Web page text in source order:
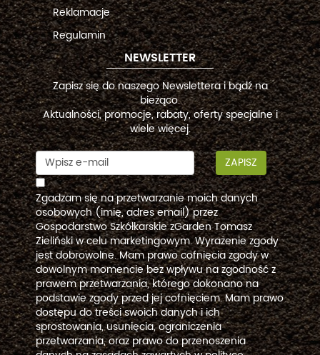
Reklamacje
Regulamin
NEWSLETTER
Zapisz się do naszego Newslettera i bądź na
bieżąco.
Aktualności, promocje, rabaty, oferty specjalne i
wiele więcej.
ZAPISZ
Zgadzam się na przetwarzanie moich danych
osobowych (imię, adres email) przez
Gospodarstwo Szkółkarskie zGarden Tomasz
Zieliński w celu marketingowym. Wyrażenie zgody
jest dobrowolne. Mam prawo cofnięcia zgody w
dowolnym momencie bez wpływu na zgodność z
prawem przetwarzania, którego dokonano na
podstawie zgody przed jej cofnięciem. Mam prawo
dostępu do treści swoich danych i ich
sprostowania, usunięcia, ograniczenia
przetwarzania, oraz prawo do przenoszenia